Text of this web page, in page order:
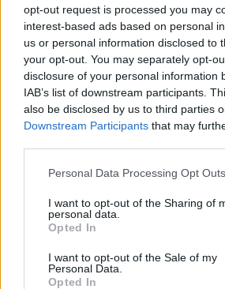
opt-out request is processed you may
interest-based ads based on personal
us or personal information disclosed to
your opt-out. You may separately opt-
disclosure of your personal information
IAB’s list of downstream participants.
also be disclosed by us to third parties
Downstream Participants that may
Personal Data Processing Opt Outs
I want to opt-out of the Sharing of
personal data.
Opted In
I want to opt-out of the Sale of my
Personal Data.
Opted In
Szabályozzuk-e az
ultrafeldolgozott
Greendex Szemle
ultrafeldolgozott
Greendex Szemle
Betilthatják a
színezékeket?